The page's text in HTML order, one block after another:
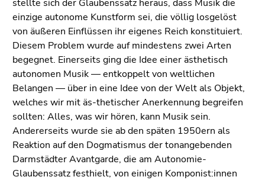
stellte sich der Glaubenssatz heraus, dass Musik die
einzige autonome Kunstform sei, die völlig losgelöst
von äußeren Einflüssen ihr eigenes Reich konstituiert.
Diesem Problem wurde auf mindestens zwei Arten
begegnet. Einerseits ging die Idee einer ästhetisch
autonomen Musik — entkoppelt von weltlichen
Belangen — über in eine Idee von der Welt als Objekt,
welches wir mit äs-thetischer Anerkennung begreifen
sollten: Alles, was wir hören, kann Musik sein.
Andererseits wurde sie ab den späten 1950ern als
Reaktion auf den Dogmatismus der tonangebenden
Darmstädter Avantgarde, die am Autonomie-
Glaubenssatz festhielt, von einigen Komponist:innen